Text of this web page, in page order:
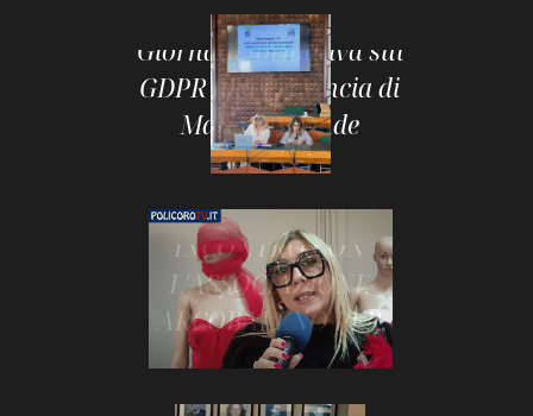
MOSTRA
Giornata formativa sul
GDPR alla Provincia di
Matera: grande
partecipazione
MOSTRA
IIS POLICORO TURSI:
INCONTRO CON
L′ASSOCIAZIONE
ARCOBALENO PER
COMBATTERE LA